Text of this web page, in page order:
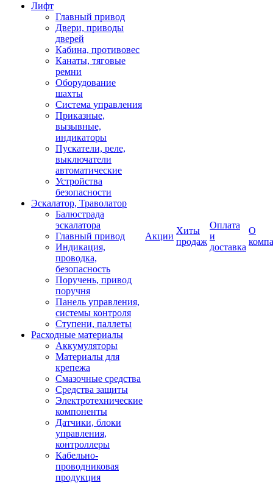
Лифт
Главный привод
Двери, приводы
дверей
Кабина, противовес
Канаты, тяговые
ремни
Оборудование
шахты
Система управления
Приказные,
вызывные,
индикаторы
Пускатели, реле,
выключатели
автоматические
Устройства
безопасности
Эскалатор, Траволатор
Балюстрада
эскалатора
Главный привод
Индикация,
проводка,
безопасность
Поручень, привод
поручня
Панель управления,
системы контроля
Ступени, паллеты
Расходные материалы
Аккумуляторы
Материалы для
крепежа
Смазочные средства
Средства защиты
Электротехнические
компоненты
Датчики, блоки
управления,
контроллеры
Кабельно-
проводниковая
продукция
Акции
Хиты
продаж
Оплата
и
доставка
О